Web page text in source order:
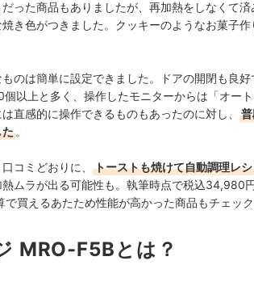
った商品もありましたが、再加熱をしなくて
き色がつきました。クッキーのようなお菓子
のは簡単に設定できました。
ドアの開閉も良
以上と多く、操作したモニターからは「オー
直感的に操作できるものもあったのに対し、
た 。
コミどおりに、 トーストも焼けて自動調理レ
ムラが出る可能性も。執筆時点で税込34,980
買えるあたため性能が高かった商品もチェック
MRO-F5Bとは？